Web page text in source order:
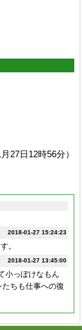
月27日12時56分）
2018-01-27 15:24:23
。
2018-01-27 13:45:00
小っぽけなもん
ちも仕事への復